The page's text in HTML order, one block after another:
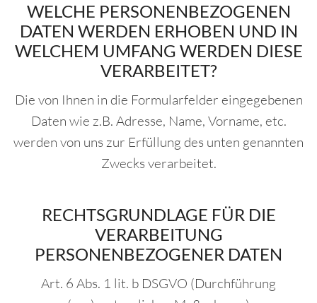
WELCHE PERSONENBEZOGENEN
DATEN WERDEN ERHOBEN UND IN
WELCHEM UMFANG WERDEN DIESE
VERARBEITET?
Die von Ihnen in die Formularfelder eingegebenen
Daten wie z.B. Adresse, Name, Vorname, etc.
werden von uns zur Erfüllung des unten genannten
Zwecks verarbeitet.
RECHTSGRUNDLAGE FÜR DIE
VERARBEITUNG
PERSONENBEZOGENER DATEN
Art. 6 Abs. 1 lit. b DSGVO (Durchführung